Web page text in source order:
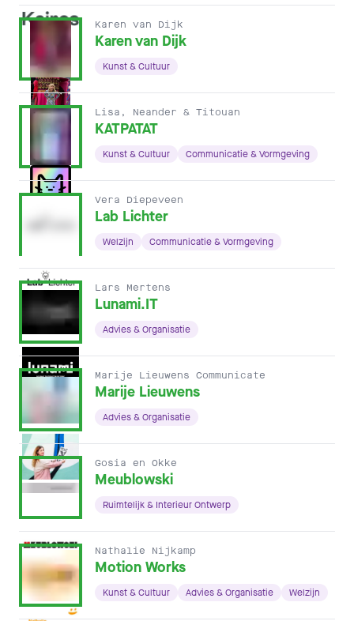
Karen van Dijk
Karen van Dijk
Kunst & Cultuur
Lisa, Neander & Titouan
KATPATAT
Kunst & Cultuur Communicatie & Vormgeving
Vera Diepeveen
Lab Lichter
Welzijn Communicatie & Vormgeving
Lars Mertens
Lunami.IT
Advies & Organisatie
Marije Lieuwens Communicate
Marije Lieuwens
Advies & Organisatie
Gosia en Okke
Meublowski
Ruimtelijk & Interieur Ontwerp
Nathalie Nijkamp
Motion Works
Kunst & Cultuur Advies & Organisatie Welzijn